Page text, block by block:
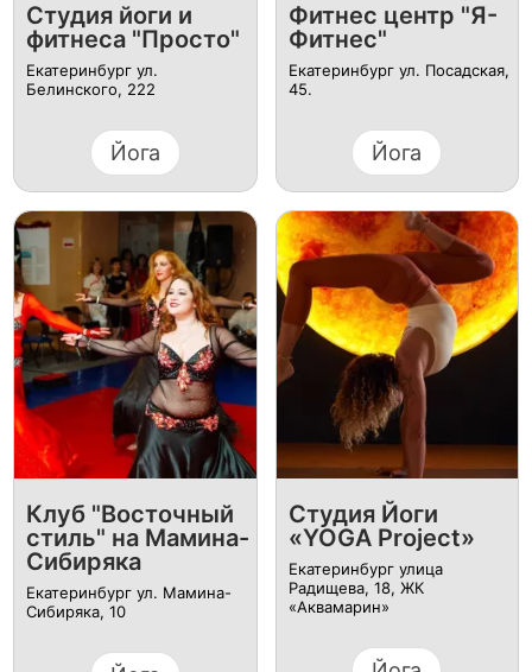
Студия йоги и
фитнеса "Просто"
Екатеринбург ул.
Белинского, 222
Йога
Фитнес центр "Я-
Фитнес"
Екатеринбург ул. Посадская,
45.
Йога
Клуб "Восточный
стиль" на Мамина-
Сибиряка
Екатеринбург ул. Мамина-
Сибиряка, 10
Студия Йоги
«YOGA Project»
Екатеринбург улица
Радищева, 18, ЖК
«Аквамарин»